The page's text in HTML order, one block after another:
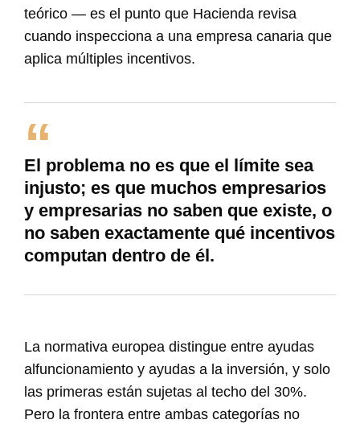
teórico — es el punto que Hacienda revisa
cuando inspecciona a una empresa canaria que
aplica múltiples incentivos.
El problema no es que el límite sea
injusto; es que muchos empresarios
y empresarias no saben que existe, o
no saben exactamente qué incentivos
computan dentro de él.
La normativa europea distingue entre ayudas
alfuncionamiento y ayudas a la inversión, y solo
las primeras están sujetas al techo del 30%.
Pero la frontera entre ambas categorías no